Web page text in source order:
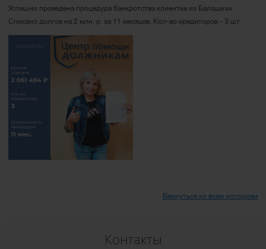
Успешно проведена процедура банкротства клиентке из Балашихи.
Списано долгов на 2 млн. р. за 11 месяцев. Кол-во кредиторов - 3 шт.
Вернуться ко всем историям
Контакты